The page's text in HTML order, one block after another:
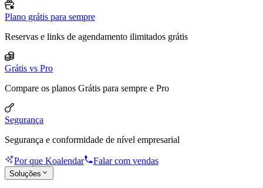
Plano grátis para sempre
Reservas e links de agendamento ilimitados grátis
Grátis vs Pro
Compare os planos Grátis para sempre e Pro
Segurança
Segurança e conformidade de nível empresarial
Por que Koalendar Falar com vendas
Soluções